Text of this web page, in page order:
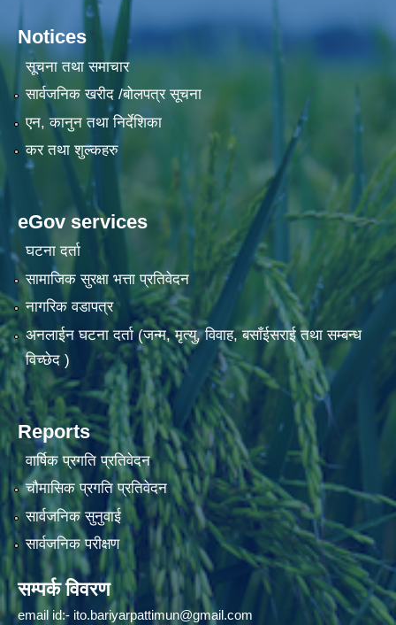
Notices
सूचना तथा समाचार
सार्वजनिक खरीद /बोलपत्र सूचना
एन, कानुन तथा निर्देशिका
कर तथा शुल्कहरु
eGov services
घटना दर्ता
सामाजिक सुरक्षा भत्ता प्रतिवेदन
नागरिक वडापत्र
अनलाईन घटना दर्ता (जन्म, मृत्यु, विवाह, बसाँईसराई तथा सम्बन्ध
विच्छेद )
Reports
वार्षिक प्रगति प्रतिवेदन
चौमासिक प्रगति प्रतिवेदन
सार्वजनिक सुनुवाई
सार्वजनिक परीक्षण
सम्पर्क विवरण
email id:- ito.bariyarpattimun@gmail.com